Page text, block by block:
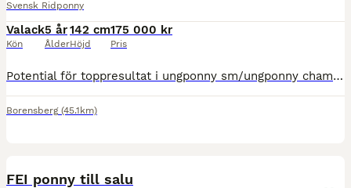
Svensk Ridponny
Valack
Kön
5 år
Ålder
142 cm
Höjd
175 000 kr
Pris
Potential för toppresultat i ungponny sm/ungponny championat och i framtiden för högsta klasserna i dressyr. Tre väldigt bra gångarter långt över medel. Talang även för att hoppa. Ena brodern kvalat M
Borensberg (45.1km)
FEI ponny till salu